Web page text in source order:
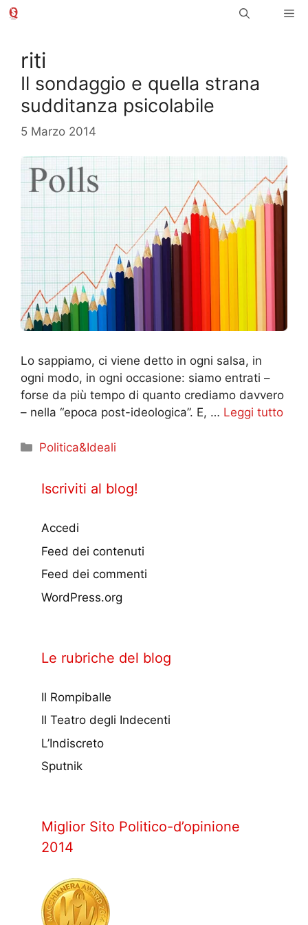
Vai
riti
Il sondaggio e quella strana
sudditanza psicolabile
5 Marzo 2014
Lo sappiamo, ci viene detto in ogni salsa, in
ogni modo, in ogni occasione: siamo entrati –
forse da più tempo di quanto crediamo davvero
– nella “epoca post-ideologica”. E, … Leggi tutto
Categorie
Politica&Ideali
Iscriviti al blog!
Accedi
Feed dei contenuti
Feed dei commenti
WordPress.org
Le rubriche del blog
Il Rompiballe
Il Teatro degli Indecenti
L’Indiscreto
Sputnik
Miglior Sito Politico-d’opinione
2014